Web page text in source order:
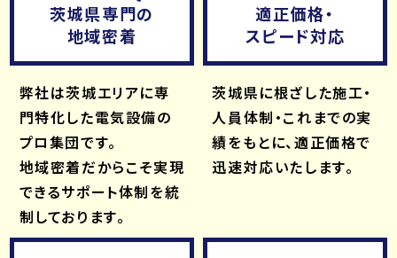
茨城県専門の
地域密着
弊社は茨城エリアに専
門特化した電気設備の
プロ集団です。
地域密着だからこそ実現
できるサポート体制を統
制しております。
適正価格・
スピード対応
茨城県に根ざした施工・
人員体制・これまでの実
績をもとに、適正価格で
迅速対応いたします。